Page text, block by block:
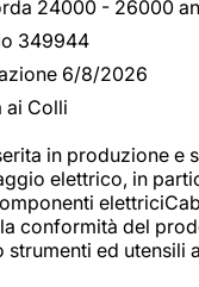
24000 - 26000
349944
6/8/2026
ai Colli
in produzione e
elettrico, in
conformità del
ed utensili